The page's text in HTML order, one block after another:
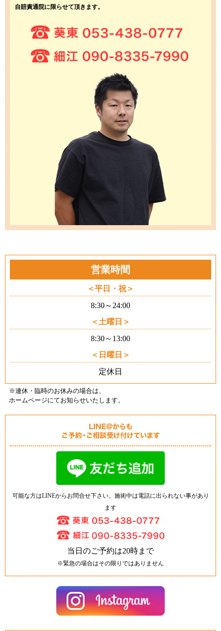
自賠責通院に限らせて頂きます。
営業時間
平日・祝
8:30～24:00
土曜日
8:30～13:00
日曜日
定休日
※連休・臨時のお休みの場合は、
ホームページにてお知らせいたします 。
可能な方はLINEからお問合せ下さい。施術中は電話に出られない事があり
ます
当日のご予約は20時まで
※緊急の場合はその限りではありません